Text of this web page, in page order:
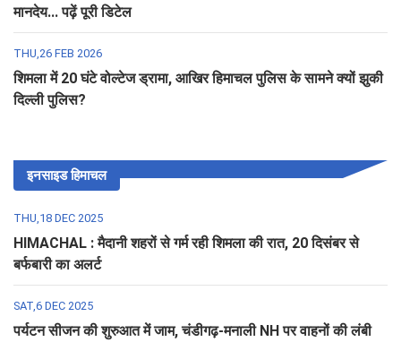
मानदेय... पढ़ें पूरी डिटेल
THU,26 FEB 2026
शिमला में 20 घंटे वोल्टेज ड्रामा, आखिर हिमाचल पुलिस के सामने क्यों झुकी
दिल्ली पुलिस?
इनसाइड हिमाचल
THU,18 DEC 2025
HIMACHAL : मैदानी शहरों से गर्म रही शिमला की रात, 20 दिसंबर से
बर्फबारी का अलर्ट
SAT,6 DEC 2025
पर्यटन सीजन की शुरुआत में जाम, चंडीगढ़-मनाली NH पर वाहनों की लंबी